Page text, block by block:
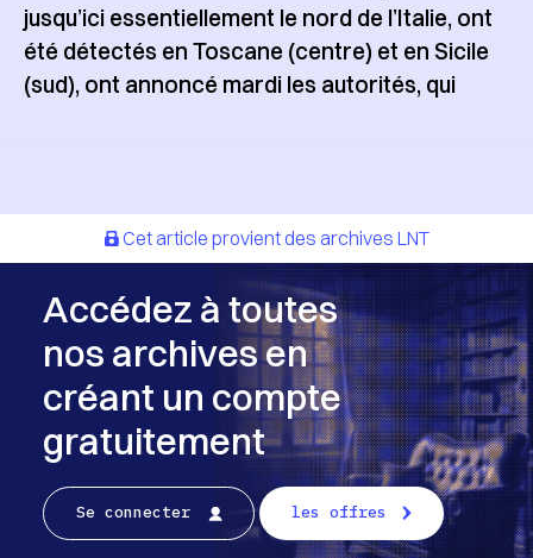
jusqu’ici essentiellement le nord de l’Italie, ont
été détectés en Toscane (centre) et en Sicile
(sud), ont annoncé mardi les autorités, qui
Cet article provient des archives LNT
Accédez à toutes
nos archives en
créant un compte
gratuitement
Se connecter les offres